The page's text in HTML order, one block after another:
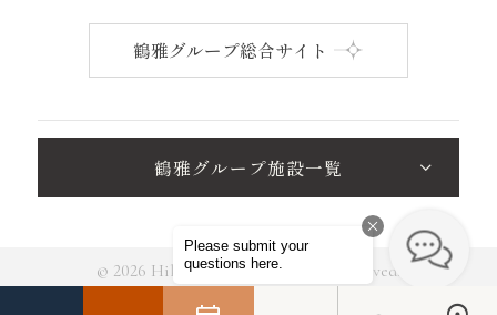
鶴雅グループ総合サイト
鶴雅グループ施設一覧
© 2026 Hikarino-Uta All Rights Reserved.